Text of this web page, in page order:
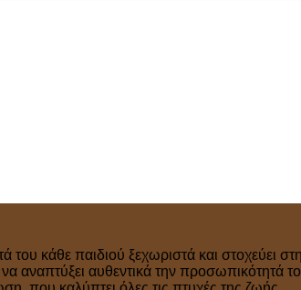
του κάθε παιδιού ξεχωριστά και στοχεύει
αναπτύξει αυθεντικά την